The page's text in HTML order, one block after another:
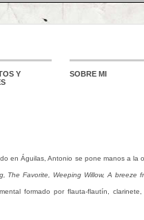
Y
SOBRE MI
en Águilas, Antonio se pone manos a la
The Favorite, Weeping Willow, A breeze
formado por flauta-flautín,